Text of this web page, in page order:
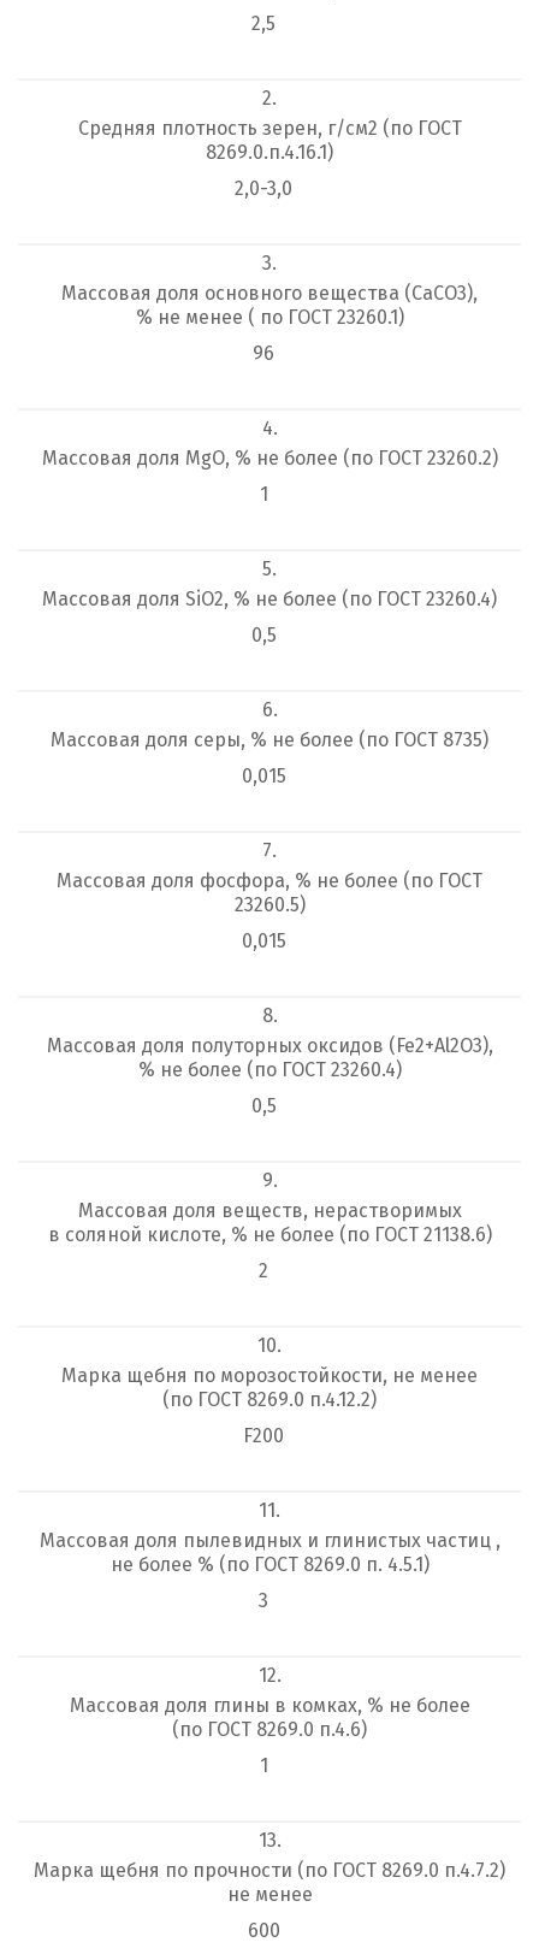
2,5
2.
Средняя плотность зерен, г/см2 (по ГОСТ
8269.0.п.4.16.1)
2,0-3,0
3.
Массовая доля основного вещества (CaCО3),
% не менее ( по ГОСТ 23260.1)
96
4.
Массовая доля MgO, % не более (по ГОСТ 23260.2)
1
5.
Массовая доля SiO2, % не более (по ГОСТ 23260.4)
0,5
6.
Массовая доля серы, % не более (по ГОСТ 8735)
0,015
7.
Массовая доля фосфора, % не более (по ГОСТ
23260.5)
0,015
8.
Массовая доля полуторных оксидов (Fe2+Al2O3),
% не более (по ГОСТ 23260.4)
0,5
9.
Массовая доля веществ, нерастворимых
в соляной кислоте, % не более (по ГОСТ 21138.6)
2
10.
Марка щебня по морозостойкости, не менее
(по ГОСТ 8269.0 п.4.12.2)
F200
11.
Массовая доля пылевидных и глинистых частиц ,
не более % (по ГОСТ 8269.0 п. 4.5.1)
3
12.
Массовая доля глины в комках, % не более
(по ГОСТ 8269.0 п.4.6)
1
13.
Марка щебня по прочности (по ГОСТ 8269.0 п.4.7.2)
не менее
600